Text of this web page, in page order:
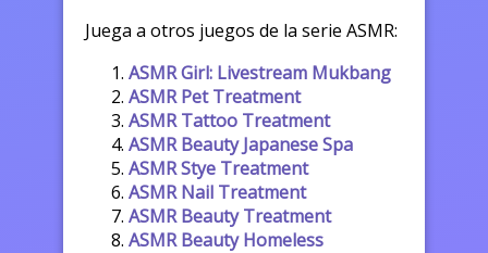
Juega a otros juegos de la serie ASMR:
ASMR Girl: Livestream Mukbang
ASMR Pet Treatment
ASMR Tattoo Treatment
ASMR Beauty Japanese Spa
ASMR Stye Treatment
ASMR Nail Treatment
ASMR Beauty Treatment
ASMR Beauty Homeless